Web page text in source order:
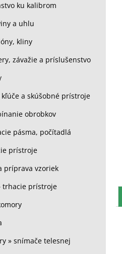
ku kalibrom
a uhlu
kliny
závažie a príslušenstvo
a skúšobné prístroje
obrobkov
pásma, počítadlá
prístroje
príprava vzoriek
trhacie prístroje
» snímače telesnej